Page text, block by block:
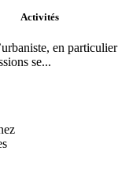
Activités
en particulier
se...